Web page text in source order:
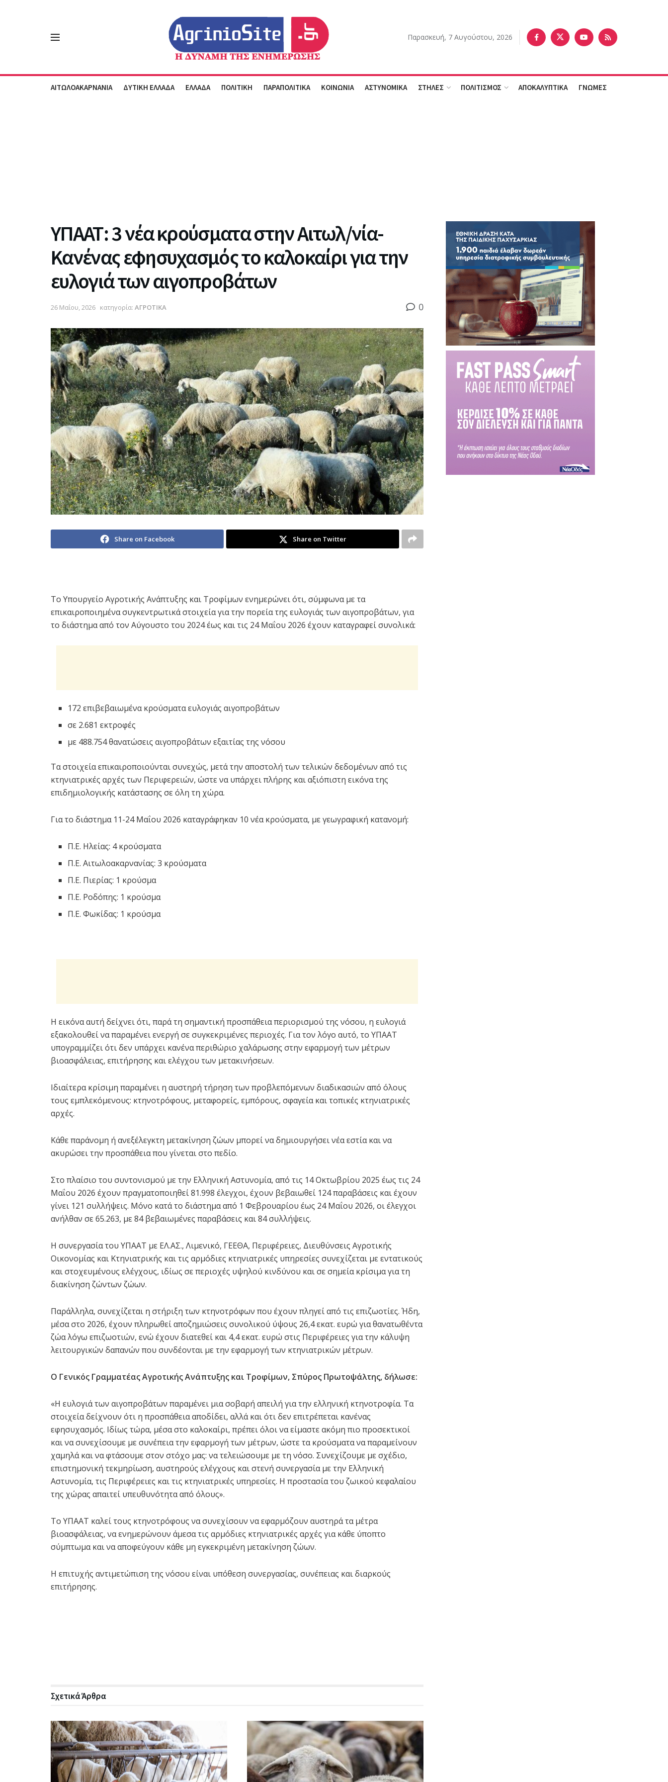
Παρασκευή, 7 Αυγούστου, 2026
ΑΙΤΩΛΟΑΚΑΡΝΑΝΙΑ ΔΥΤΙΚΗ ΕΛΛΑΔΑ ΕΛΛΑΔΑ ΠΟΛΙΤΙΚΗ ΠΑΡΑΠΟΛΙΤΙΚΑ ΚΟΙΝΩΝΙΑ ΑΣΤΥΝΟΜΙΚΑ ΣΤΗΛΕΣ ΠΟΛΙΤΙΣΜΟΣ ΑΠΟΚΑΛΥΠΤΙΚΑ ΓΝΩΜΕΣ
ΥΠΑΑΤ: 3 νέα κρούσματα στην Αιτωλ/νία-
Κανένας εφησυχασμός το καλοκαίρι για την
ευλογιά των αιγοπροβάτων
26 Μαΐου, 2026 κατηγορία: ΑΓΡΟΤΙΚΑ 0
Share on Facebook Share on Twitter
Το Υπουργείο Αγροτικής Ανάπτυξης και Τροφίμων ενημερώνει ότι, σύμφωνα με τα
επικαιροποιημένα συγκεντρωτικά στοιχεία για την πορεία της ευλογιάς των αιγοπροβάτων, για
το διάστημα από τον Αύγουστο του 2024 έως και τις 24 Μαΐου 2026 έχουν καταγραφεί συνολικά:
172 επιβεβαιωμένα κρούσματα ευλογιάς αιγοπροβάτων
σε 2.681 εκτροφές
με 488.754 θανατώσεις αιγοπροβάτων εξαιτίας της νόσου
Τα στοιχεία επικαιροποιούνται συνεχώς, μετά την αποστολή των τελικών δεδομένων από τις
κτηνιατρικές αρχές των Περιφερειών, ώστε να υπάρχει πλήρης και αξιόπιστη εικόνα της
επιδημιολογικής κατάστασης σε όλη τη χώρα.
Για το διάστημα 11-24 Μαΐου 2026 καταγράφηκαν 10 νέα κρούσματα, με γεωγραφική κατανομή:
Π.Ε. Ηλείας: 4 κρούσματα
Π.Ε. Αιτωλοακαρνανίας: 3 κρούσματα
Π.Ε. Πιερίας: 1 κρούσμα
Π.Ε. Ροδόπης: 1 κρούσμα
Π.Ε. Φωκίδας: 1 κρούσμα
Η εικόνα αυτή δείχνει ότι, παρά τη σημαντική προσπάθεια περιορισμού της νόσου, η ευλογιά
εξακολουθεί να παραμένει ενεργή σε συγκεκριμένες περιοχές. Για τον λόγο αυτό, το ΥΠΑΑΤ
υπογραμμίζει ότι δεν υπάρχει κανένα περιθώριο χαλάρωσης στην εφαρμογή των μέτρων
βιοασφάλειας, επιτήρησης και ελέγχου των μετακινήσεων.
Ιδιαίτερα κρίσιμη παραμένει η αυστηρή τήρηση των προβλεπόμενων διαδικασιών από όλους
τους εμπλεκόμενους: κτηνοτρόφους, μεταφορείς, εμπόρους, σφαγεία και τοπικές κτηνιατρικές
αρχές.
Κάθε παράνομη ή ανεξέλεγκτη μετακίνηση ζώων μπορεί να δημιουργήσει νέα εστία και να
ακυρώσει την προσπάθεια που γίνεται στο πεδίο.
Στο πλαίσιο του συντονισμού με την Ελληνική Αστυνομία, από τις 14 Οκτωβρίου 2025 έως τις 24
Μαΐου 2026 έχουν πραγματοποιηθεί 81.998 έλεγχοι, έχουν βεβαιωθεί 124 παραβάσεις και έχουν
γίνει 121 συλλήψεις. Μόνο κατά το διάστημα από 1 Φεβρουαρίου έως 24 Μαΐου 2026, οι έλεγχοι
ανήλθαν σε 65.263, με 84 βεβαιωμένες παραβάσεις και 84 συλλήψεις.
Η συνεργασία του ΥΠΑΑΤ με ΕΛ.ΑΣ., Λιμενικό, ΓΕΕΘΑ, Περιφέρειες, Διευθύνσεις Αγροτικής
Οικονομίας και Κτηνιατρικής και τις αρμόδιες κτηνιατρικές υπηρεσίες συνεχίζεται με εντατικούς
και στοχευμένους ελέγχους, ιδίως σε περιοχές υψηλού κινδύνου και σε σημεία κρίσιμα για τη
διακίνηση ζώντων ζώων.
Παράλληλα, συνεχίζεται η στήριξη των κτηνοτρόφων που έχουν πληγεί από τις επιζωοτίες. Ήδη,
μέσα στο 2026, έχουν πληρωθεί αποζημιώσεις συνολικού ύψους 26,4 εκατ. ευρώ για θανατωθέντα
ζώα λόγω επιζωοτιών, ενώ έχουν διατεθεί και 4,4 εκατ. ευρώ στις Περιφέρειες για την κάλυψη
λειτουργικών δαπανών που συνδέονται με την εφαρμογή των κτηνιατρικών μέτρων.
Ο Γενικός Γραμματέας Αγροτικής Ανάπτυξης και Τροφίμων, Σπύρος Πρωτοψάλτης, δήλωσε:
«Η ευλογιά των αιγοπροβάτων παραμένει μια σοβαρή απειλή για την ελληνική κτηνοτροφία. Τα
στοιχεία δείχνουν ότι η προσπάθεια αποδίδει, αλλά και ότι δεν επιτρέπεται κανένας
εφησυχασμός. Ιδίως τώρα, μέσα στο καλοκαίρι, πρέπει όλοι να είμαστε ακόμη πιο προσεκτικοί
και να συνεχίσουμε με συνέπεια την εφαρμογή των μέτρων, ώστε τα κρούσματα να παραμείνουν
χαμηλά και να φτάσουμε στον στόχο μας: να τελειώσουμε με τη νόσο. Συνεχίζουμε με σχέδιο,
επιστημονική τεκμηρίωση, αυστηρούς ελέγχους και στενή συνεργασία με την Ελληνική
Αστυνομία, τις Περιφέρειες και τις κτηνιατρικές υπηρεσίες. Η προστασία του ζωικού κεφαλαίου
της χώρας απαιτεί υπευθυνότητα από όλους».
Το ΥΠΑΑΤ καλεί τους κτηνοτρόφους να συνεχίσουν να εφαρμόζουν αυστηρά τα μέτρα
βιοασφάλειας, να ενημερώνουν άμεσα τις αρμόδιες κτηνιατρικές αρχές για κάθε ύποπτο
σύμπτωμα και να αποφεύγουν κάθε μη εγκεκριμένη μετακίνηση ζώων.
Η επιτυχής αντιμετώπιση της νόσου είναι υπόθεση συνεργασίας, συνέπειας και διαρκούς
επιτήρησης.
ΣχετικάΆρθρα